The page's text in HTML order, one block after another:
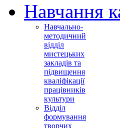
Навчання
Навчально-
методичний
відділ
мистецьких
закладів та
підвищення
кваліфікації
працівників
культури
Відділ
формування
творчих